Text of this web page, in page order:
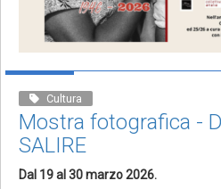
Cultura
Mostra fotografica -
SALIRE
Dal 19 al 30 marzo 2026.